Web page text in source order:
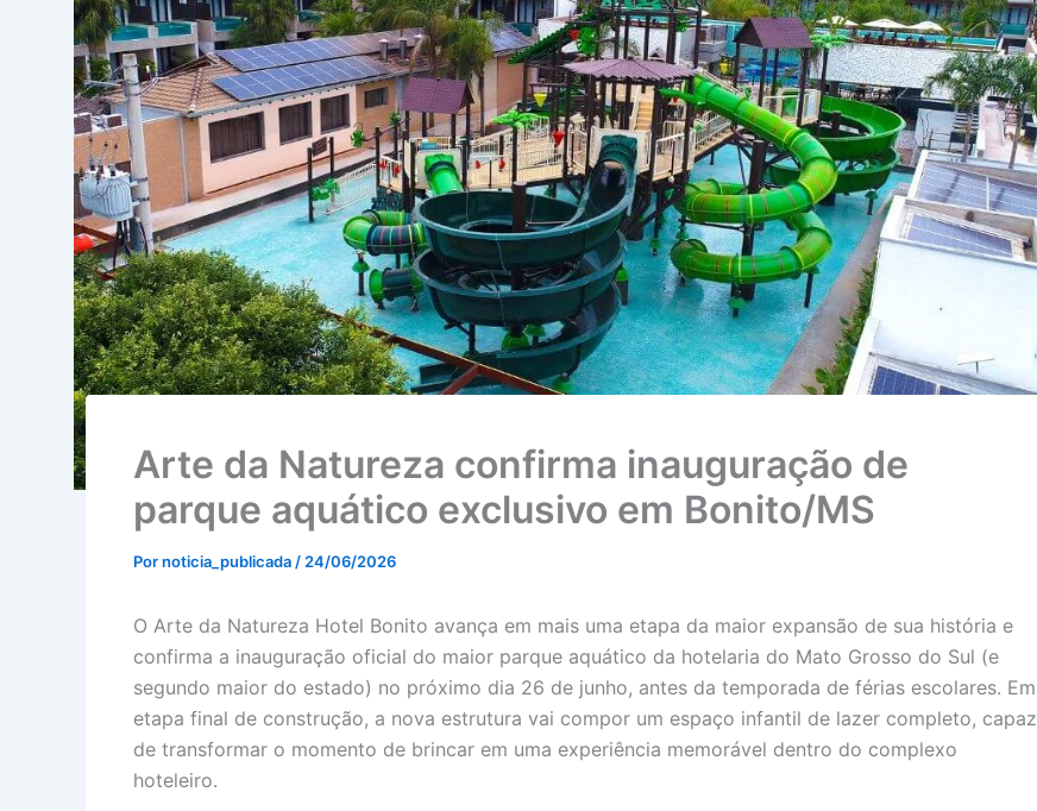
Arte da Natureza confirma inauguração de
parque aquático exclusivo em Bonito/MS
Pornoticia_publicada / 24/06/2026
O Arte da Natureza Hotel Bonito avança em mais uma etapa da maior expansão de sua história e
confirma a inauguração oficial do maior parque aquático da hotelaria do Mato Grosso do Sul (e
segundo maior do estado) no próximo dia 26 de junho, antes da temporada de férias escolares. Em
etapa final de construção, a nova estrutura vai compor um espaço infantil de lazer completo, capaz
de transformar o momento de brincar em uma experiência memorável dentro do complexo
hoteleiro.